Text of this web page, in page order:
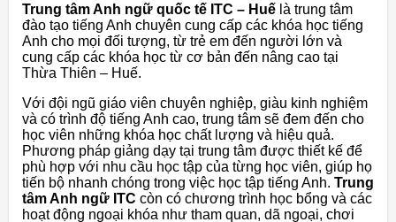
Trung tâm Anh ngữ quốc tế ITC – Huế là trung tâm
đào tạo tiếng Anh chuyên cung cấp các khóa học tiếng
Anh cho mọi đối tượng, từ trẻ em đến người lớn và
cung cấp các khóa học từ cơ bản đến nâng cao tại
Thừa Thiên – Huế.
Với đội ngũ giáo viên chuyên nghiệp, giàu kinh nghiệm
và có trình độ tiếng Anh cao, trung tâm sẽ đem đến cho
học viên những khóa học chất lượng và hiệu quả.
Phương pháp giảng dạy tại trung tâm được thiết kế để
phù hợp với nhu cầu học tập của từng học viên, giúp họ
tiến bộ nhanh chóng trong việc học tập tiếng Anh. Trung
tâm Anh ngữ ITC còn có chương trình học bổng và các
hoạt động ngoại khóa như tham quan, dã ngoại, chơi